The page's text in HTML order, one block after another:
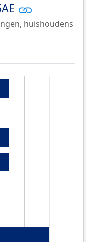
huishoudens